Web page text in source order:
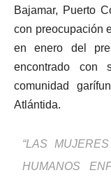
Bajamar, Puerto
con preocupación
en enero del
encontrado con
comunidad
Atlántida.
“LAS
HUMANOS